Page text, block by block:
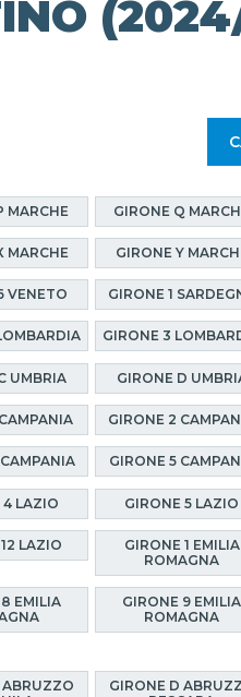
MARCHE GIRONE Q
MARCHE GIRONE Y
VENETO GIRONE 1
GIRONE 3
UMBRIA GIRONE D
GIRONE 2
GIRONE 5
4 LAZIO GIRONE 5 LAZIO
LAZIO
GIRONE 1 EMILIA
ROMAGNA
EMILIA
GIRONE 9 EMILIA
ROMAGNA
ABRUZZO
GIRONE D